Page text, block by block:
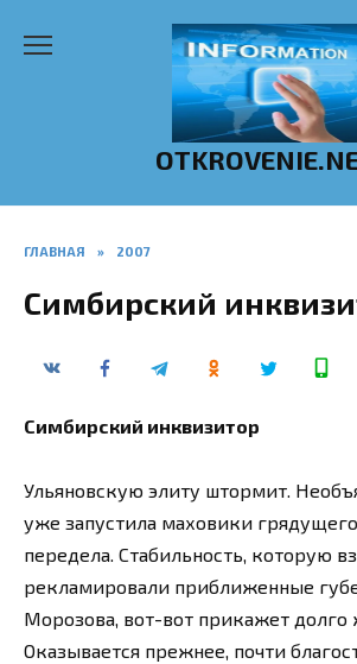
ГЛАВНАЯ » 2007
Симбирский
Симбирский инквизитор
Ульяновскую элиту штормит.
уже запустила маховики
передела. Стабильность, которую
рекламировали приближенные
Морозова, вот-вот прикажет долго
Оказывается прежнее, почти